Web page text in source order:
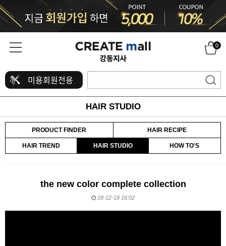
0
미용회원전용
HAIR STUDIO
PRODUCT FINDER HAIR RECIPE
HAIR TREND HAIR STUDIO HOW TO'S
the new color complete collection
18-12-18 16:02